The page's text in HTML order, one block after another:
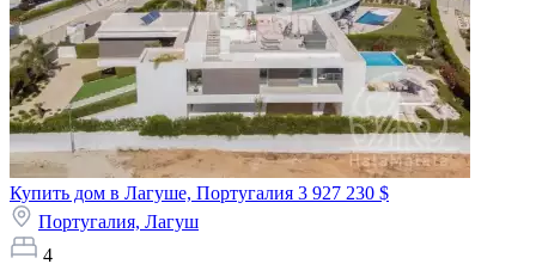
Купить дом в Лагуше, Португалия 3 927 230 $
Португалия, Лагуш
4